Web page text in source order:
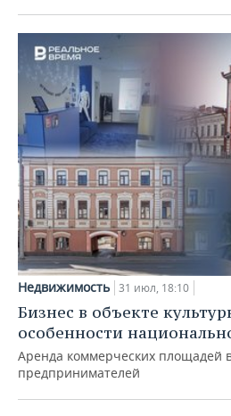
Недвижимость 31 июл, 18:10
Бизнес в объекте
особенности
Аренда коммерческих площадей
предпринимателей